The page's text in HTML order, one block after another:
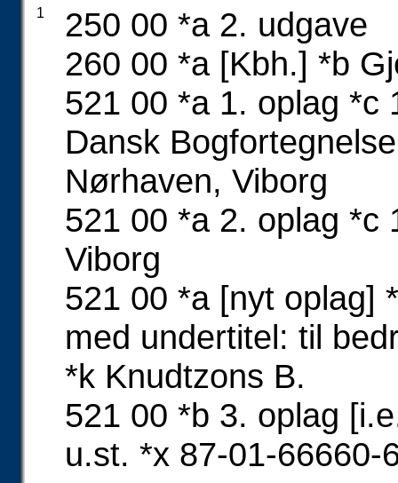
1
250 00 *a 2. udgave
260 00 *a [Kbh.] *b
521 00 *a 1. oplag *c
Dansk
Nørhaven, Viborg
521 00 *a 2. oplag *c
Viborg
521 00 *a [nyt oplag]
med undertitel: til
*k Knudtzons B.
521 00 *b 3. oplag
u.st. *x 87-01-66660-